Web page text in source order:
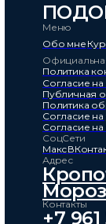
Меню
Обо мне
Политика
Согласие
Публичная
Политика
Согласие
Согласие
СоцСети
Макс
Адрес
Контакты
+7